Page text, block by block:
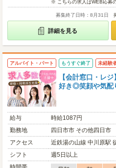
※ こちらの求人はWEB応募
募集終了日時：8月31日
詳細を見る
アルバイト・パート もうすぐ終了 未経験
【会計窓口・レ
好き◎笑顔や気配
給与
時給1087円
勤務地
四日市市 その他四日市
アクセス
近鉄湯の山線 中川原駅
シフト
週5日以上